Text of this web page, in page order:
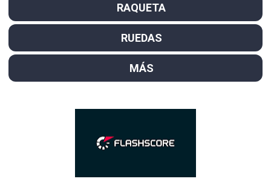
RAQUETA
RUEDAS
MÁS